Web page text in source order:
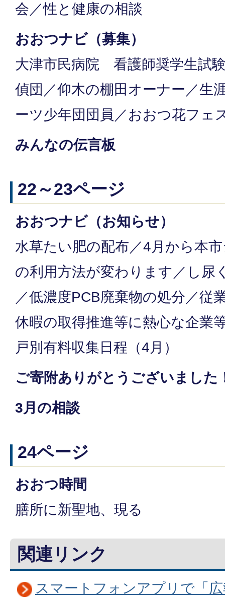
会／性と健康の相談
おおつナビ（募集）
大津市民病院 看護師奨学生試
偵団／仰木の棚田オーナー／生
ーツ少年団団員／おおつ花フェ
みんなの伝言板
22～23ページ
おおつナビ（お知らせ）
水草たい肥の配布／4月から本
の利用方法が変わります／し尿
／低濃度PCB廃棄物の処分／従
休暇の取得推進等に熱心な企業
戸別有料収集日程（4月）
ご寄附ありがとうございました
3月の相談
24ページ
おおつ時間
膳所に新聖地、現る
関連リンク
スマートフォンアプリで「